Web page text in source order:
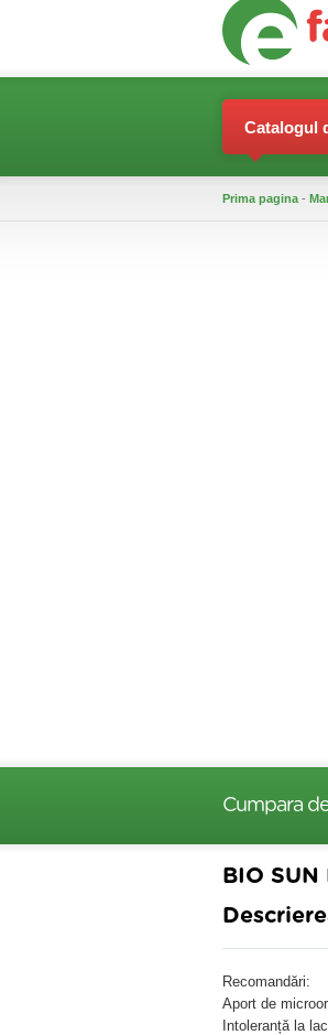
Catalogul
Prima pagina -
Cumpara
BIO SUN
Recomandări:
Aport de
Intoleranță la